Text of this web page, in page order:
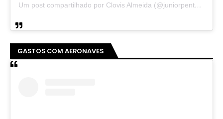
Um post compartilhado por Clovis Almeida (@juniorpentecoste01)
GASTOS COM AERONAVES